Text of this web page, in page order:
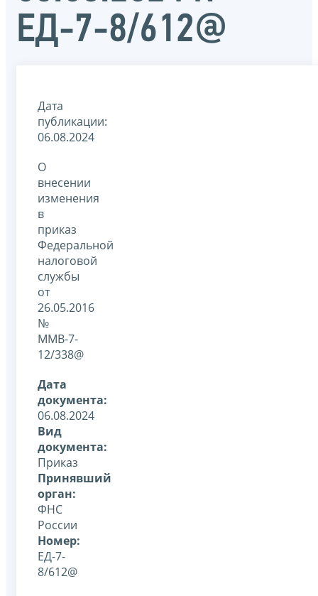
ЕД-7-8/612@
Дата
публикации:
06.08.2024
О
внесении
изменения
в
приказ
Федеральной
налоговой
службы
от
26.05.2016
№
ММВ-7-
12/338@
Дата
документа:
06.08.2024
Вид
документа:
Приказ
Принявший
орган:
ФНС
России
Номер:
ЕД-7-
8/612@